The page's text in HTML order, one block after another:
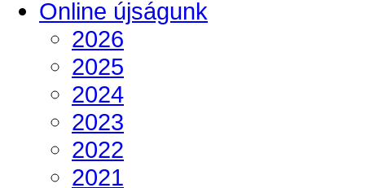
Online újságunk
2026
2025
2024
2023
2022
2021